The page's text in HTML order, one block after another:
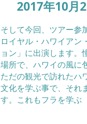
2017年10月
そして今回、ツアー
ロイヤル・ハワイアン
ョン」に出演します。
場所で、ハワイの風に
ただの観光で訪れたハ
文化を学ぶ事で、それ
す。これもフラを学ぶ